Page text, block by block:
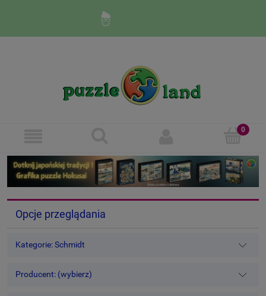
Opcje przeglądania
Kategorie: Schmidt
Producent: (wybierz)